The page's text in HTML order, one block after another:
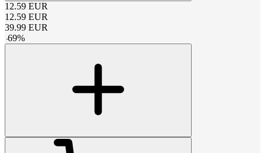
12.59 EUR
12.59 EUR
39.99 EUR
-69%